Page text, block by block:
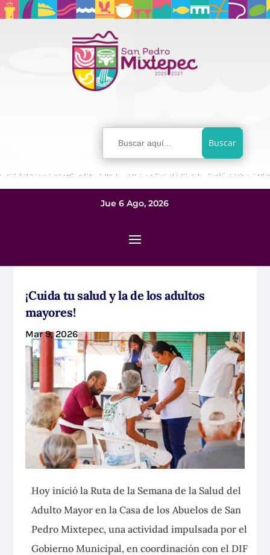
Buscar:
Jue 6 Ago, 2026
¡Cuida tu salud y la de los adultos
mayores!
Mar 9, 2026
Hoy inició la Ruta de la Semana de la Salud del
Adulto Mayor en la Casa de los Abuelos de San
Pedro Mixtepec, una actividad impulsada por el
Gobierno Municipal, en coordinación con el DIF